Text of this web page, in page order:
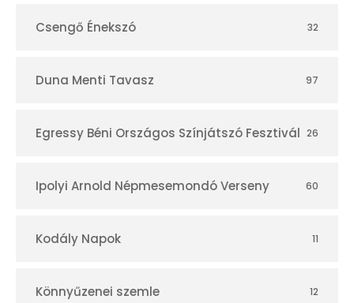
Csengő Énekszó 32
Duna Menti Tavasz 97
Egressy Béni Országos Színjátszó Fesztivál 26
Ipolyi Arnold Népmesemondó Verseny 60
Kodály Napok 11
Könnyűzenei szemle 12